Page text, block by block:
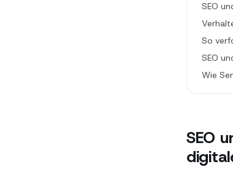
SEO
So
SEO
Wie
SEO